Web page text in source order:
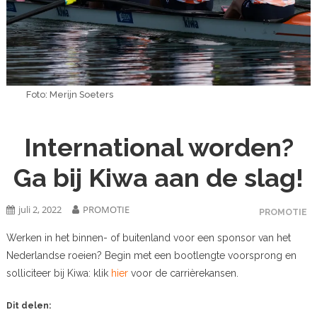
Foto: Merijn Soeters
International worden?
Ga bij Kiwa aan de slag!
PROMOTIE
juli 2, 2022 PROMOTIE
Werken in het binnen- of buitenland voor een sponsor van het
Nederlandse roeien? Begin met een bootlengte voorsprong en
solliciteer bij Kiwa: klik hiervoor de carrièrekansen.
Dit delen: